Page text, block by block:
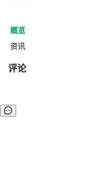
概览
资讯
评论